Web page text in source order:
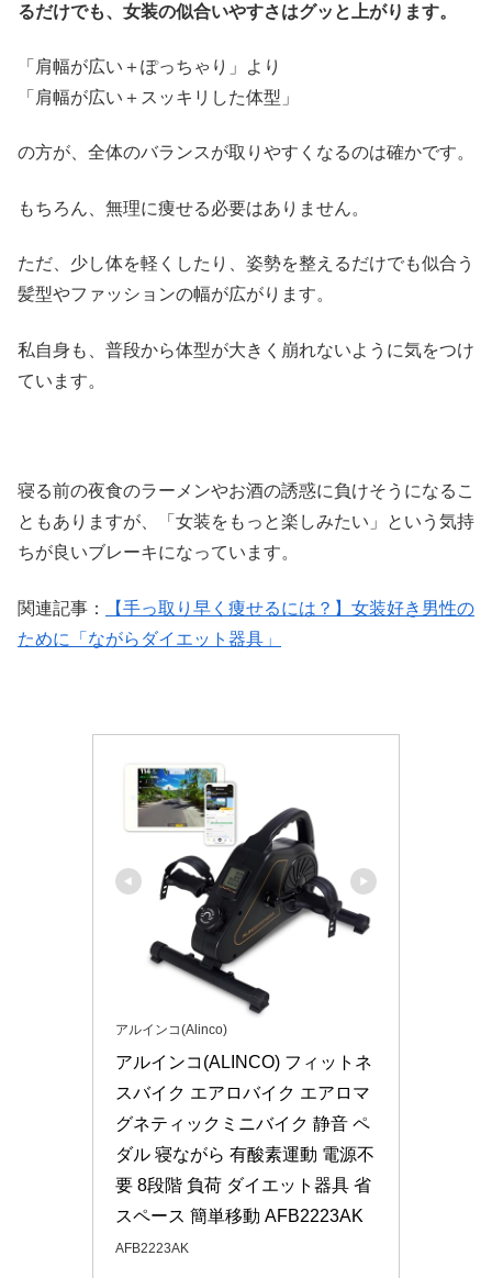
るだけでも、女装の似合いやすさはグッと上がります。
「肩幅が広い＋ぽっちゃり」より
「肩幅が広い＋スッキリした体型」
の方が、全体のバランスが取りやすくなるのは確かです。
もちろん、無理に痩せる必要はありません。
ただ、少し体を軽くしたり、姿勢を整えるだけでも似合う
髪型やファッションの幅が広がります。
私自身も、普段から体型が大きく崩れないように気をつけ
ています。
寝る前の夜食のラーメンやお酒の誘惑に負けそうになるこ
ともありますが、「女装をもっと楽しみたい」という気持
ちが良いブレーキになっています。
関連記事：
【手っ取り早く痩せるには？】女装好き男性の
ために「ながらダイエット器具」
アルインコ(Alinco)
アルインコ(ALINCO) フィットネ
スバイク エアロバイク エアロマ
グネティックミニバイク 静音 ペ
ダル 寝ながら 有酸素運動 電源不
要 8段階 負荷 ダイエット器具 省
スペース 簡単移動 AFB2223AK
AFB2223AK